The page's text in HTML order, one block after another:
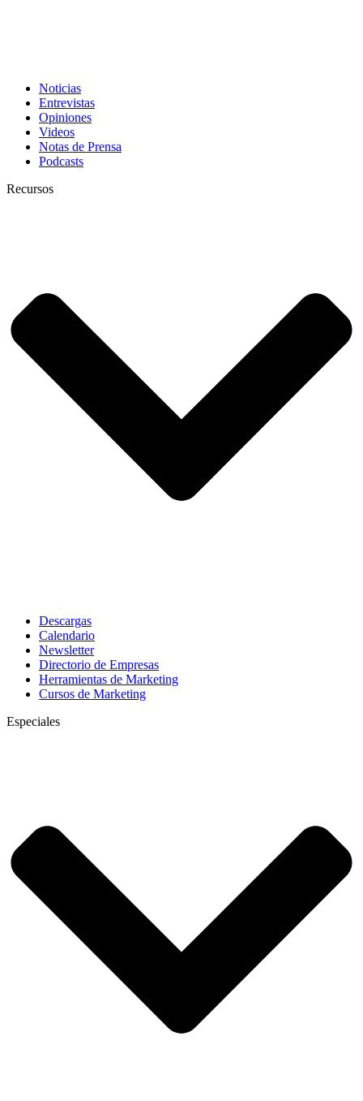
Noticias
Entrevistas
Opiniones
Videos
Notas de Prensa
Podcasts
Recursos
Descargas
Calendario
Newsletter
Directorio de Empresas
Herramientas de Marketing
Cursos de Marketing
Especiales